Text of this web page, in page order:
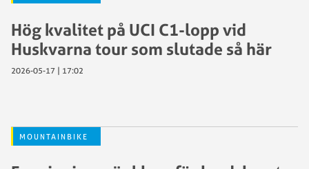
Hög kvalitet på UCI C1-lopp vid
Huskvarna tour som slutade så här
2026-05-17 | 17:02
MOUNTAINBIKE